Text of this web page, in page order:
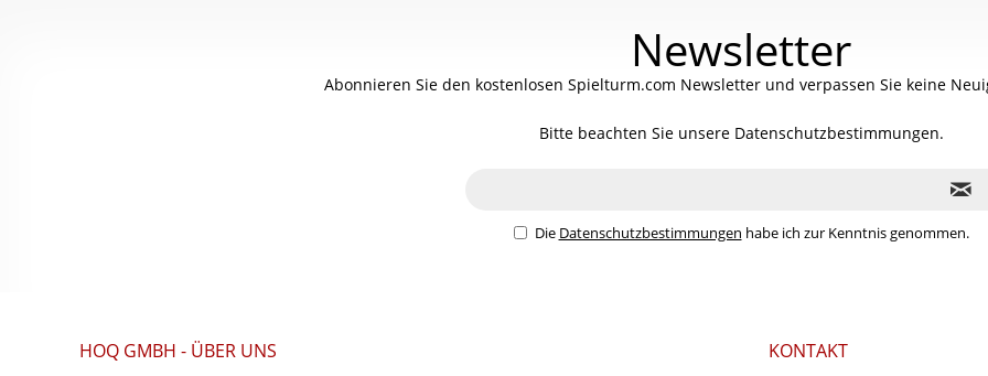
Newsletter
Abonnieren Sie den kostenlosen Spielturm.com Newsletter und verpassen Sie keine
Bitte beachten Sie unsere Datenschutzbestimmungen.
Die Datenschutzbestimmungen habe ich zur Kenntnis genommen.
HOQ GMBH - ÜBER UNS KONTAKT